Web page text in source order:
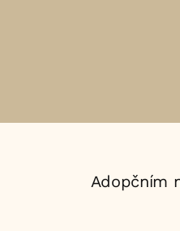
Adopčním